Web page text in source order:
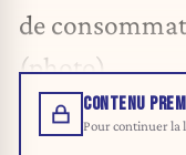
de
(photo).
CONTENU
Pour continuer la